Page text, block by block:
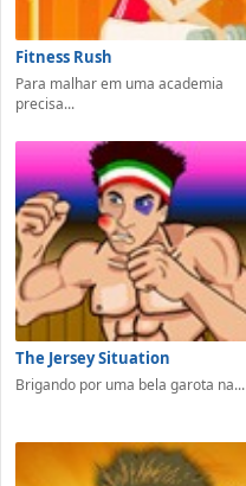
Fitness Rush
Para malhar em uma academia
precisa...
The Jersey Situation
Brigando por uma bela garota na...